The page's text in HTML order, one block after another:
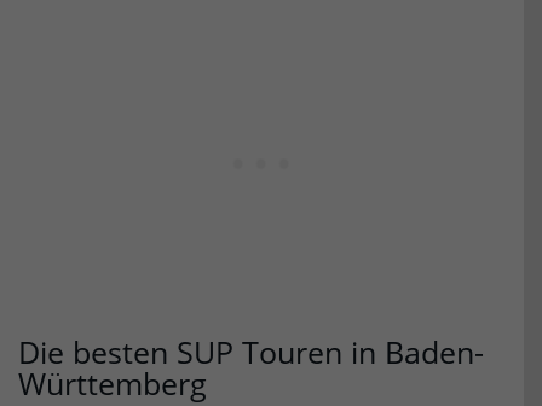
Die besten SUP Touren in Baden-
Württemberg